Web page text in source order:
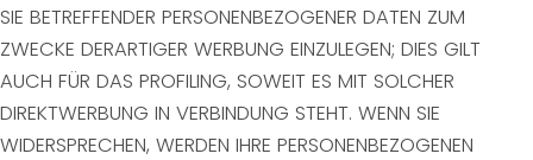
SIE BETREFFENDER PERSONENBEZOGENER DATEN ZUM
ZWECKE DERARTIGER WERBUNG EINZULEGEN; DIES GILT
AUCH FÜR DAS PROFILING, SOWEIT ES MIT SOLCHER
DIREKTWERBUNG IN VERBINDUNG STEHT. WENN SIE
WIDERSPRECHEN, WERDEN IHRE PERSONENBEZOGENEN